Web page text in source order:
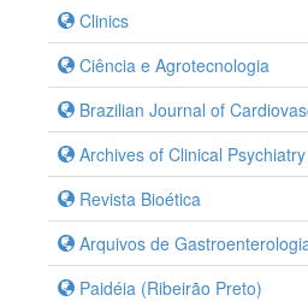
Clinics
Ciência e Agrotecnologia
Brazilian Journal of
Archives of Clinical
Revista Bioética
Arquivos de
Paidéia (Ribeirão Preto)